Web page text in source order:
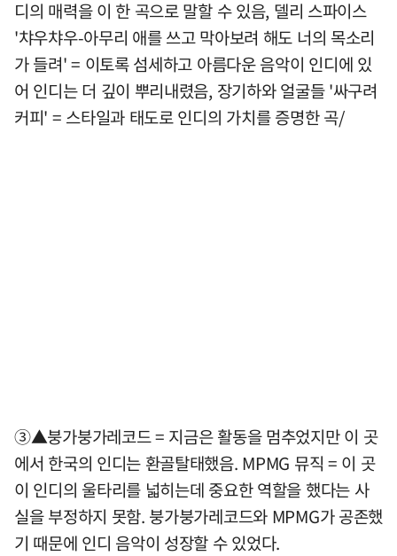
디의 매력을 이 한 곡으로 말할 수 있음, 델리 스파이스
'챠우챠우-아무리 애를 쓰고 막아보려 해도 너의 목소리
가 들려' = 이토록 섬세하고 아름다운 음악이 인디에 있
어 인디는 더 깊이 뿌리내렸음, 장기하와 얼굴들 '싸구려
커피' = 스타일과 태도로 인디의 가치를 증명한 곡/
③▲붕가붕가레코드 = 지금은 활동을 멈추었지만 이 곳
에서 한국의 인디는 환골탈태했음. MPMG 뮤직 = 이 곳
이 인디의 울타리를 넓히는데 중요한 역할을 했다는 사
실을 부정하지 못함. 붕가붕가레코드와 MPMG가 공존했
기 때문에 인디 음악이 성장할 수 있었다.